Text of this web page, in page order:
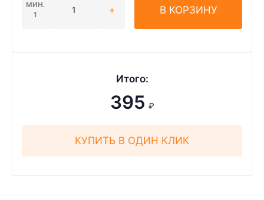
МИН.
1
В КОРЗИНУ
Итого:
395 ₽
КУПИТЬ В ОДИН КЛИК